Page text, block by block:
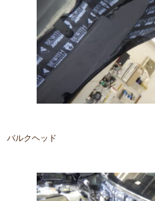
バルクヘッド